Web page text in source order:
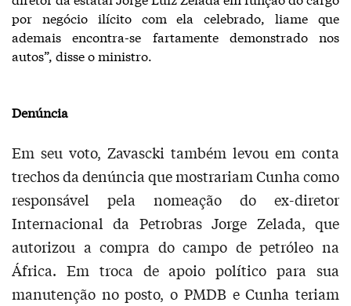
por negócio ilícito com ela celebrado, liame que
ademais encontra-se fartamente demonstrado nos
autos”, disse o ministro.
Denúncia
Em seu voto, Zavascki também levou em conta
trechos da denúncia que mostrariam Cunha como
responsável pela nomeação do ex-diretor
Internacional da Petrobras Jorge Zelada, que
autorizou a compra do campo de petróleo na
África. Em troca de apoio político para sua
manutenção no posto, o PMDB e Cunha teriam